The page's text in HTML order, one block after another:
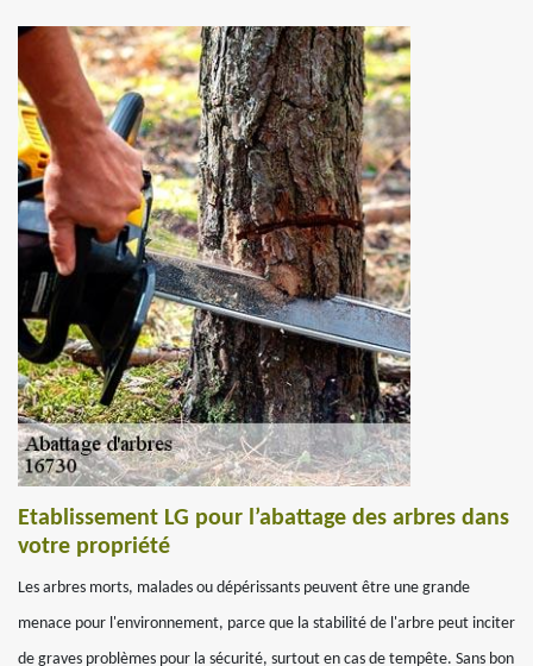
Etablissement LG pour l’abattage des arbres dans
votre propriété
Les arbres morts, malades ou dépérissants peuvent être une grande
menace pour l'environnement, parce que la stabilité de l'arbre peut inciter
de graves problèmes pour la sécurité, surtout en cas de tempête. Sans bon